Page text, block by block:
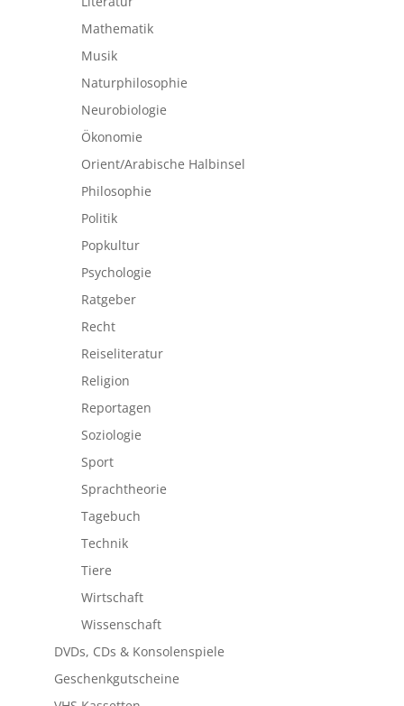
Mathematik
Musik
Naturphilosophie
Neurobiologie
Ökonomie
Orient/Arabische Halbinsel
Philosophie
Politik
Popkultur
Psychologie
Ratgeber
Recht
Reiseliteratur
Religion
Reportagen
Soziologie
Sport
Sprachtheorie
Tagebuch
Technik
Tiere
Wirtschaft
Wissenschaft
DVDs, CDs & Konsolenspiele
Geschenkgutscheine